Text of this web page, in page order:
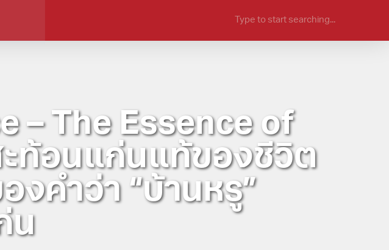
– The Essence of
ะท้อนแก่นแท้ของชีวิต
งคำว่า “บ้านหรู”
น